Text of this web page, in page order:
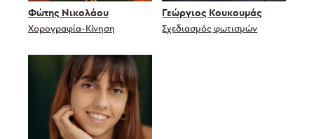
Φώτης Νικολάου
Χορογραφία-Κίνηση
Γεώργιος Κουκουμάς
Σχεδιασμός φωτισμών